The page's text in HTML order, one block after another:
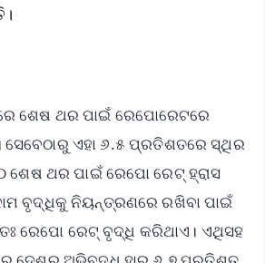
ଶେଷ ଥର ପାଇଁ ରେପୋରେଟରେ
ସେବେଠାରୁ ଏହା ୬.୫ ପ୍ରତିଶତରେ ସ୍ଥିର
ଶେଷ ଥର ପାଇଁ ରେପୋ ରେଟ୍ ହ୍ରାସ
ବୃଦ୍ଧିକୁ ନିୟନ୍ତ୍ରଣରେ ରଖିବା ପାଇଁ
ରେପୋ ରେଟ୍ ବୃଦ୍ଧି କରିଥାଏ। ଏଥିସହ